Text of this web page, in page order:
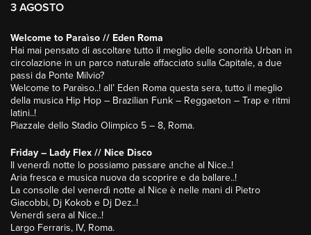
3 AGOSTO
Welcome to Paraìso // Eden Roma
Hai mai pensato di ascoltare tutto il meglio delle sonorità Urban in
circolazione in un parco naturale affacciato sulla Capitale, a due
passi da Ponte Milvio?
Welcome to Paraìso..! all’ Eden Roma questa sera, tutto il meglio
della musica Hip Hop – Brazilian Funk – Reggaeton – Trap e ritmi
latini..!
Piazzale dello Stadio Olimpico 5 – 8, Roma.
Friday – Lady Flex // Nice Disco
Il venerdì notte lo possiamo passare anche al Nice..!
Aria fresca e musica nuova da scoprire e da ballare..!
La consolle del venerdì notte al Nice è nelle mani di Pietro
Giacobbi, Dj Kokob e Dj Dez..!
Venerdì sera al Nice..!
Largo Ferraris, IV, Roma.